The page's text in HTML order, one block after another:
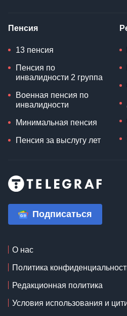
Пенсия
13 пенсия
Пенсия по
инвалидности 2 группа
Военная пенсия по
инвалидности
Минимальная пенсия
Пенсия за выслугу лет
Подписаться
О нас
Политика
Редакционная политика
Условия использования и